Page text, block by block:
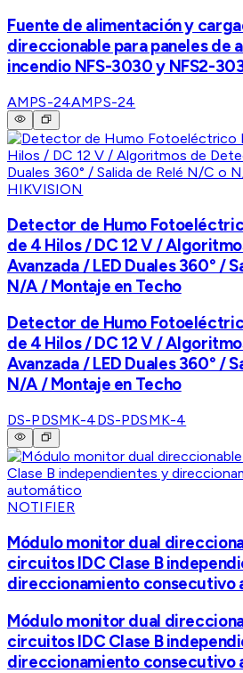
Fuente de alimentación y
direccionable para paneles de
incendio NFS-3030 y NFS2-
AMPS-24AMPS-24
HIKVISION
Detector de Humo
de 4 Hilos / DC 12 V /
Avanzada / LED Duales 360° /
N/A / Montaje en Techo
Detector de Humo
de 4 Hilos / DC 12 V /
Avanzada / LED Duales 360° /
N/A / Montaje en Techo
DS-PDSMK-4DS-PDSMK-4
NOTIFIER
Módulo monitor dual
circuitos IDC Clase B
direccionamiento consecutivo
Módulo monitor dual
circuitos IDC Clase B
direccionamiento consecutivo